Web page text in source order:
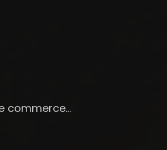
commerce…